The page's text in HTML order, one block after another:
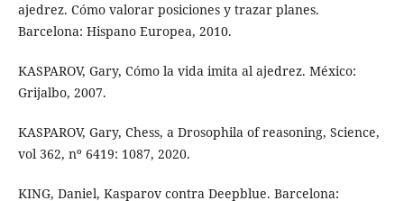
ajedrez. Cómo valorar posiciones y trazar planes.
Barcelona: Hispano Europea, 2010.
KASPAROV, Gary, Cómo la vida imita al ajedrez. México:
Grijalbo, 2007.
KASPAROV, Gary, Chess, a Drosophila of reasoning, Science,
vol 362, nº 6419: 1087, 2020.
KING, Daniel, Kasparov contra Deepblue. Barcelona: